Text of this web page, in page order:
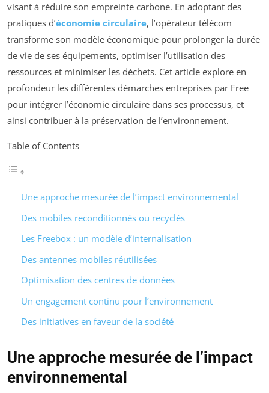
visant à réduire son empreinte carbone. En adoptant des
pratiques d’économie circulaire, l’opérateur télécom
transforme son modèle économique pour prolonger la durée
de vie de ses équipements, optimiser l’utilisation des
ressources et minimiser les déchets. Cet article explore en
profondeur les différentes démarches entreprises par Free
pour intégrer l’économie circulaire dans ses processus, et
ainsi contribuer à la préservation de l’environnement.
Table of Contents
Une approche mesurée de l’impact environnemental
Des mobiles reconditionnés ou recyclés
Les Freebox : un modèle d’internalisation
Des antennes mobiles réutilisées
Optimisation des centres de données
Un engagement continu pour l’environnement
Des initiatives en faveur de la société
Une approche mesurée de l’impact
environnemental